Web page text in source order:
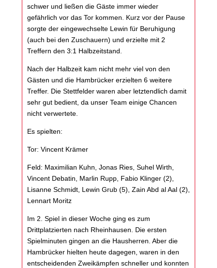
schwer und ließen die Gäste immer wieder
gefährlich vor das Tor kommen. Kurz vor der Pause
sorgte der eingewechselte Lewin für Beruhigung
(auch bei den Zuschauern) und erzielte mit 2
Treffern den 3:1 Halbzeitstand.
Nach der Halbzeit kam nicht mehr viel von den
Gästen und die Hambrücker erzielten 6 weitere
Treffer. Die Stettfelder waren aber letztendlich damit
sehr gut bedient, da unser Team einige Chancen
nicht verwertete.
Es spielten:
Tor: Vincent Krämer
Feld: Maximilian Kuhn, Jonas Ries, Suhel Wirth,
Vincent Debatin, Marlin Rupp, Fabio Klinger (2),
Lisanne Schmidt, Lewin Grub (5), Zain Abd al Aal (2),
Lennart Moritz
Im 2. Spiel in dieser Woche ging es zum
Drittplatzierten nach Rheinhausen. Die ersten
Spielminuten gingen an die Hausherren. Aber die
Hambrücker hielten heute dagegen, waren in den
entscheidenden Zweikämpfen schneller und konnten